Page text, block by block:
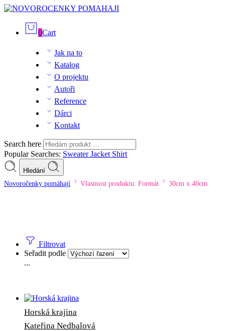
0Cart
Jak na to
Katalog
O projektu
Autoři
Reference
Dárci
Kontakt
Search here
Popular Searches: SweaterJacket Shirt
Hledání
Novoročenky pomáhají Vlastnost produktu: Formát 30cm x 40cm
Filtrovat
Seřadit podle
...
Horská krajina
Kateřina Nedbalová